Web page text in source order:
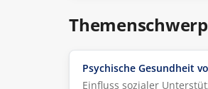
Psychische Gesundheit
Einfluss sozialer